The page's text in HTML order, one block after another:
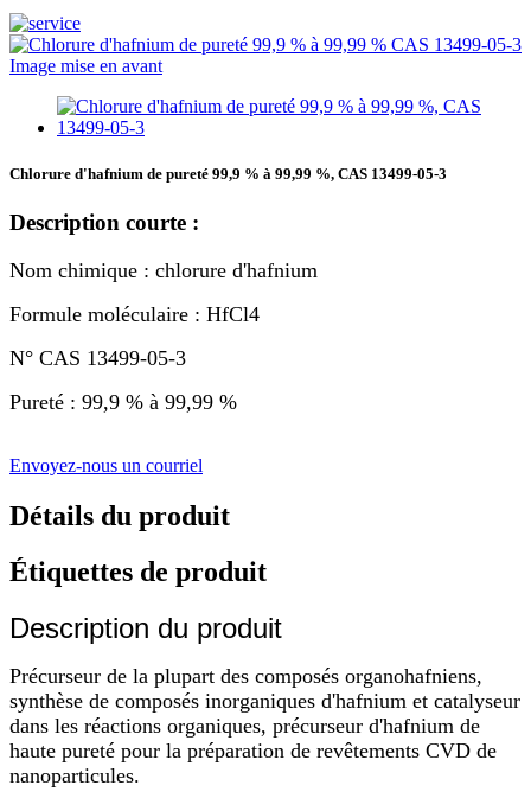
Chlorure d'hafnium de pureté 99,9 % à 99,99 %, CAS 13499-05-3
Description courte :
Nom chimique : chlorure d'hafnium
Formule moléculaire : HfCl4
N° CAS 13499-05-3
Pureté : 99,9 % à 99,99 %
Envoyez-nous un courriel
Détails du produit
Étiquettes de produit
Description du produit
Précurseur de la plupart des composés organohafniens,
synthèse de composés inorganiques d'hafnium et catalyseur
dans les réactions organiques, précurseur d'hafnium de
haute pureté pour la préparation de revêtements CVD de
nanoparticules.